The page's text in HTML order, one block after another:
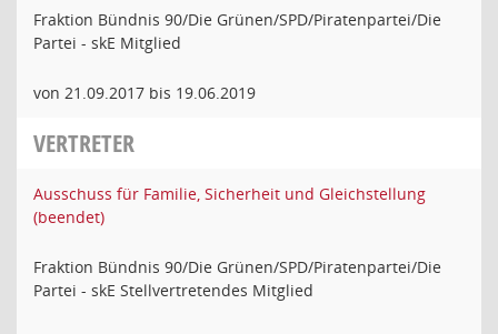
Fraktion Bündnis 90/Die Grünen/SPD/Piratenpartei/Die
Partei - skE Mitglied
von 21.09.2017 bis 19.06.2019
VERTRETER
Ausschuss für Familie, Sicherheit und Gleichstellung
(beendet)
Fraktion Bündnis 90/Die Grünen/SPD/Piratenpartei/Die
Partei - skE Stellvertretendes Mitglied